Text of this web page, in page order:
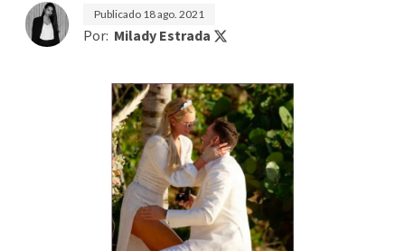
Publicado 18 ago. 2021
Por: Milady Estrada